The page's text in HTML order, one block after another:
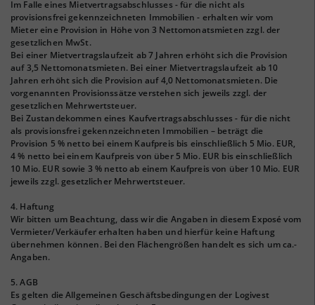
Im Falle eines Mietvertragsabschlusses - für die nicht als
provisionsfrei gekennzeichneten Immobilien - erhalten wir vom
Mieter eine Provision in Höhe von 3 Nettomonatsmieten zzgl. der
gesetzlichen MwSt.
Bei einer Mietvertragslaufzeit ab 7 Jahren erhöht sich die Provision
auf 3,5 Nettomonatsmieten. Bei einer Mietvertragslaufzeit ab 10
Jahren erhöht sich die Provision auf 4,0 Nettomonatsmieten. Die
vorgenannten Provisionssätze verstehen sich jeweils zzgl. der
gesetzlichen Mehrwertsteuer.
Bei Zustandekommen eines Kaufvertragsabschlusses - für die nicht
als provisionsfrei gekennzeichneten Immobilien – beträgt die
Provision 5 % netto bei einem Kaufpreis bis einschließlich 5 Mio. EUR,
4 % netto bei einem Kaufpreis von über 5 Mio. EUR bis einschließlich
10 Mio. EUR sowie 3 % netto ab einem Kaufpreis von über 10 Mio. EUR
jeweils zzgl. gesetzlicher Mehrwertsteuer.
4. Haftung
Wir bitten um Beachtung, dass wir die Angaben in diesem Exposé vom
Vermieter/Verkäufer erhalten haben und hierfür keine Haftung
übernehmen können. Bei den Flächengrößen handelt es sich um ca.-
Angaben.
5. AGB
Es gelten die Allgemeinen Geschäftsbedingungen der Logivest